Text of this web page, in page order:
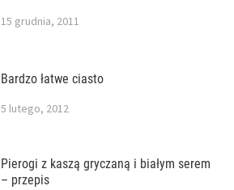
15 grudnia, 2011
Bardzo łatwe ciasto
5 lutego, 2012
Pierogi z kaszą gryczaną i białym serem
– przepis